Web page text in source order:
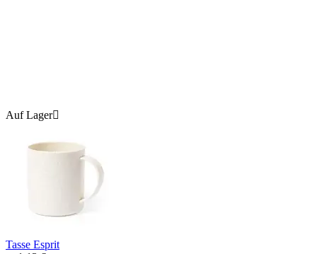
Auf Lager
Tasse Esprit